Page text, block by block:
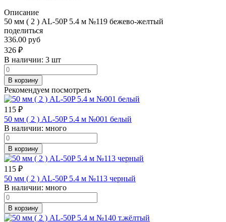
Описание
50 мм ( 2 ) AL-50P 5.4 м №119 бежево-желтый
поделиться
336.00 руб
326 ₽
В наличии: 3 шт
В корзину
Рекомендуем посмотреть
115 ₽
50 мм ( 2 ) AL-50P 5.4 м №001 белый
В наличии: много
В корзину
115 ₽
50 мм ( 2 ) AL-50P 5.4 м №113 черный
В наличии: много
В корзину